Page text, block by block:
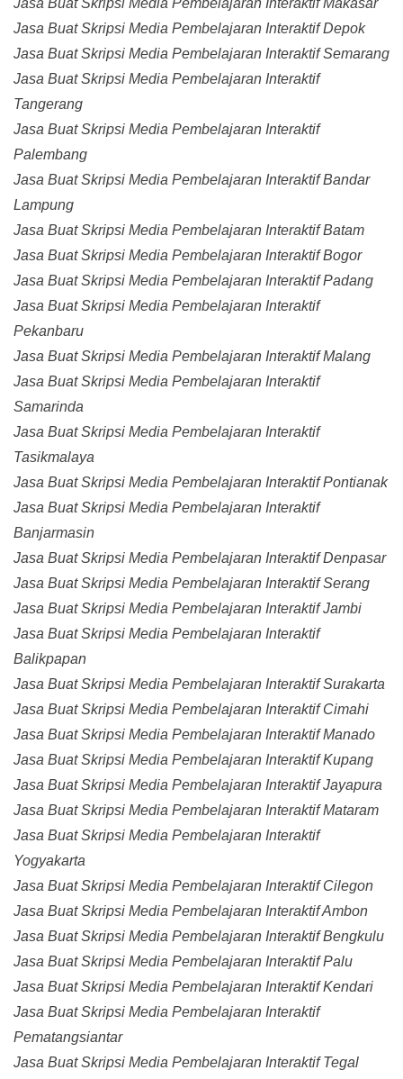
Jasa Buat Skripsi Media Pembelajaran Interaktif Makasar
Jasa Buat Skripsi Media Pembelajaran Interaktif Depok
Jasa Buat Skripsi Media Pembelajaran Interaktif Semarang
Jasa Buat Skripsi Media Pembelajaran Interaktif
Tangerang
Jasa Buat Skripsi Media Pembelajaran Interaktif
Palembang
Jasa Buat Skripsi Media Pembelajaran Interaktif Bandar
Lampung
Jasa Buat Skripsi Media Pembelajaran Interaktif Batam
Jasa Buat Skripsi Media Pembelajaran Interaktif Bogor
Jasa Buat Skripsi Media Pembelajaran Interaktif Padang
Jasa Buat Skripsi Media Pembelajaran Interaktif
Pekanbaru
Jasa Buat Skripsi Media Pembelajaran Interaktif Malang
Jasa Buat Skripsi Media Pembelajaran Interaktif
Samarinda
Jasa Buat Skripsi Media Pembelajaran Interaktif
Tasikmalaya
Jasa Buat Skripsi Media Pembelajaran Interaktif Pontianak
Jasa Buat Skripsi Media Pembelajaran Interaktif
Banjarmasin
Jasa Buat Skripsi Media Pembelajaran Interaktif Denpasar
Jasa Buat Skripsi Media Pembelajaran Interaktif Serang
Jasa Buat Skripsi Media Pembelajaran Interaktif Jambi
Jasa Buat Skripsi Media Pembelajaran Interaktif
Balikpapan
Jasa Buat Skripsi Media Pembelajaran Interaktif Surakarta
Jasa Buat Skripsi Media Pembelajaran Interaktif Cimahi
Jasa Buat Skripsi Media Pembelajaran Interaktif Manado
Jasa Buat Skripsi Media Pembelajaran Interaktif Kupang
Jasa Buat Skripsi Media Pembelajaran Interaktif Jayapura
Jasa Buat Skripsi Media Pembelajaran Interaktif Mataram
Jasa Buat Skripsi Media Pembelajaran Interaktif
Yogyakarta
Jasa Buat Skripsi Media Pembelajaran Interaktif Cilegon
Jasa Buat Skripsi Media Pembelajaran Interaktif Ambon
Jasa Buat Skripsi Media Pembelajaran Interaktif Bengkulu
Jasa Buat Skripsi Media Pembelajaran Interaktif Palu
Jasa Buat Skripsi Media Pembelajaran Interaktif Kendari
Jasa Buat Skripsi Media Pembelajaran Interaktif
Pematangsiantar
Jasa Buat Skripsi Media Pembelajaran Interaktif Tegal